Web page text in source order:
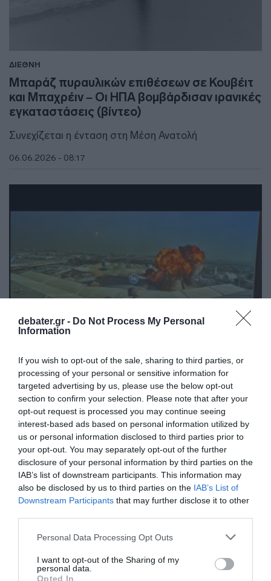
debater.gr - Do Not Process My Personal
Information
If you wish to opt-out of the sale, sharing to third parties, or
processing of your personal or sensitive information for
targeted advertising by us, please use the below opt-out
section to confirm your selection. Please note that after your
opt-out request is processed you may continue seeing
interest-based ads based on personal information utilized by
us or personal information disclosed to third parties prior to
your opt-out. You may separately opt-out of the further
disclosure of your personal information by third parties on the
IAB’s list of downstream participants. This information may
also be disclosed by us to third parties on the IAB’s List of
Downstream Participants that may further disclose it to other
Please note that this website/app uses one or more Google
not limited to your visit or usage behaviour. You may click to
grant or deny consent to Google and its third-party tags to
Personal Data Processing Opt Outs
I want to opt-out of the Sharing of my
personal data.
Opted In
ΔΙΕΘΝΗ
Μπαράζ πυραυλικών επιθέσεων σε Κουβέιτ
και Μπαχρέιν – Οι ΗΠΑ βομβάρδισαν ιρανικές
εγκαταστάσεις (βίντεο)
Συνεχίζεται η ένταση στη Μέση Ανατολή
06.06.2026 - 08:17
ΔΙΕΘΝΗ
Κουβέιτ: Η στιγμή της επίθεσης ιρανικού
drone στο αεροδρόμιο – Δείτε βίντεο
Ένας νεκρός και δεκάδες τραυματίες ο τραγικός
απόλογισμός
04.06.2026 - 10:30